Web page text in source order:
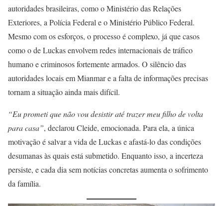
autoridades brasileiras, como o Ministério das Relações
Exteriores, a Polícia Federal e o Ministério Público Federal.
Mesmo com os esforços, o processo é complexo, já que casos
como o de Luckas envolvem redes internacionais de tráfico
humano e criminosos fortemente armados. O silêncio das
autoridades locais em Mianmar e a falta de informações precisas
tornam a situação ainda mais difícil.
“Eu prometi que não vou desistir até trazer meu filho de volta
para casa”, declarou Cleide, emocionada. Para ela, a única
motivação é salvar a vida de Luckas e afastá-lo das condições
desumanas às quais está submetido. Enquanto isso, a incerteza
persiste, e cada dia sem notícias concretas aumenta o sofrimento
da família.